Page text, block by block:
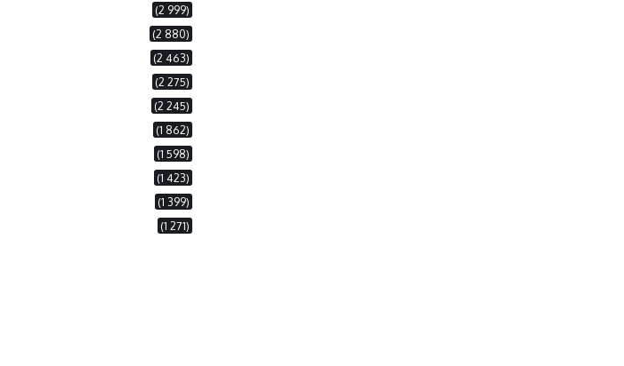
(2 999)
(2 880)
(2 463)
(2 275)
(2 245)
(1 862)
(1 598)
(1 423)
(1 399)
(1 271)